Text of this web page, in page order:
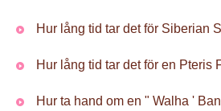
Hur lång tid tar det för Siberian
Hur lång tid tar det för en Pteris
Hur ta hand om en " Walha '